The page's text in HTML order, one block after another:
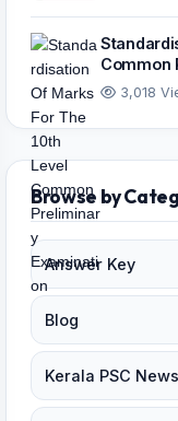
Common
3,018
Browse by
Answer Key
Blog
Kerala PSC News